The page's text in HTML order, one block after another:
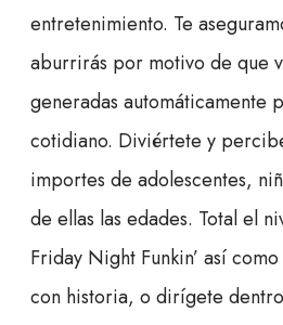
entretenimiento. Te
aburrirás por motivo de que
generadas automáticamente
cotidiano. Diviértete y
importes de adolescentes,
de ellas las edades. Total el
Friday Night Funkin’ así­
con historia, o dirígete